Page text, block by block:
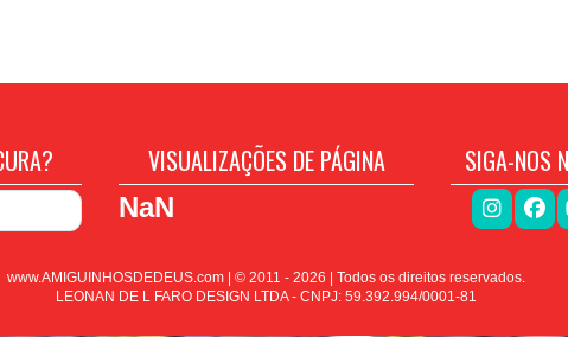
VISUALIZAÇÕES DE PÁGINA
NaN
SIGA-NOS
www.AMIGUINHOSDEDEUS.com | © 2011 - 2026 | Todos os direitos reservados.
LEONAN DE L FARO DESIGN LTDA - CNPJ: 59.392.994/0001-81